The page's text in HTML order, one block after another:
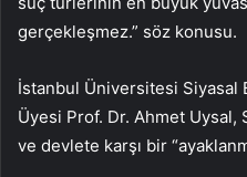
gerçekleşmez.” söz konusu.
İstanbul Üniversitesi Siyasal
Üyesi Prof. Dr. Ahmet Uysal,
ve devlete karşı bir